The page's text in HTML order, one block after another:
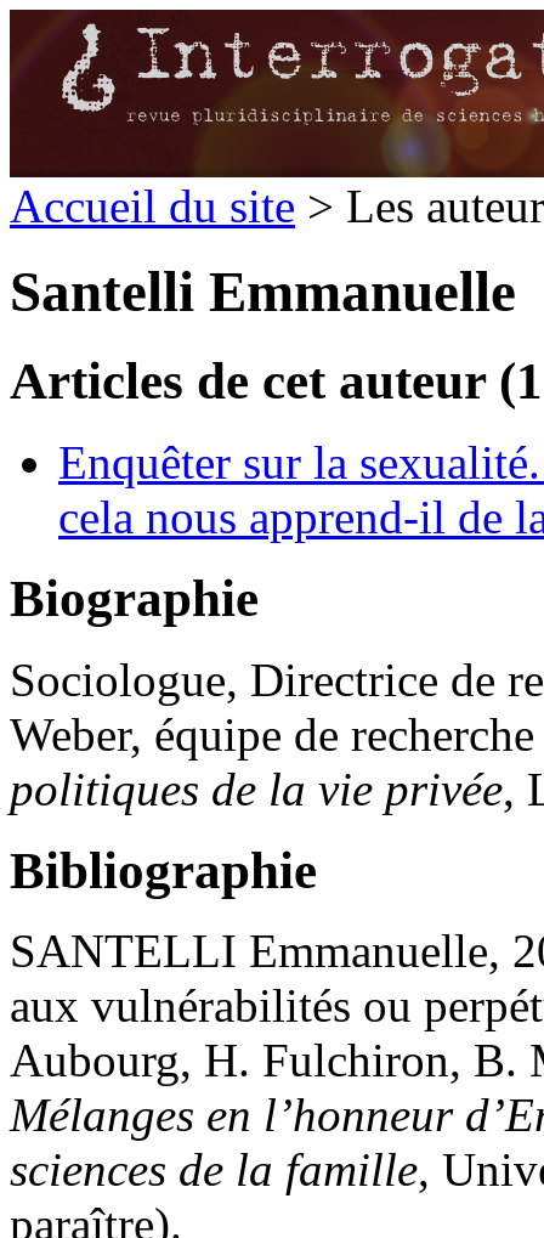
Accueil du site > Les
Santelli Emmanuelle
Articles de cet auteur
Enquêter sur la
cela nous apprend-il de
Biographie
Sociologue, Directrice de
Weber, équipe de recherche
politiques de la vie privée,
Bibliographie
SANTELLI Emmanuelle,
aux vulnérabilités ou
Aubourg, H. Fulchiron, B.
Mélanges en l’honneur
sciences de la famille,
paraître).